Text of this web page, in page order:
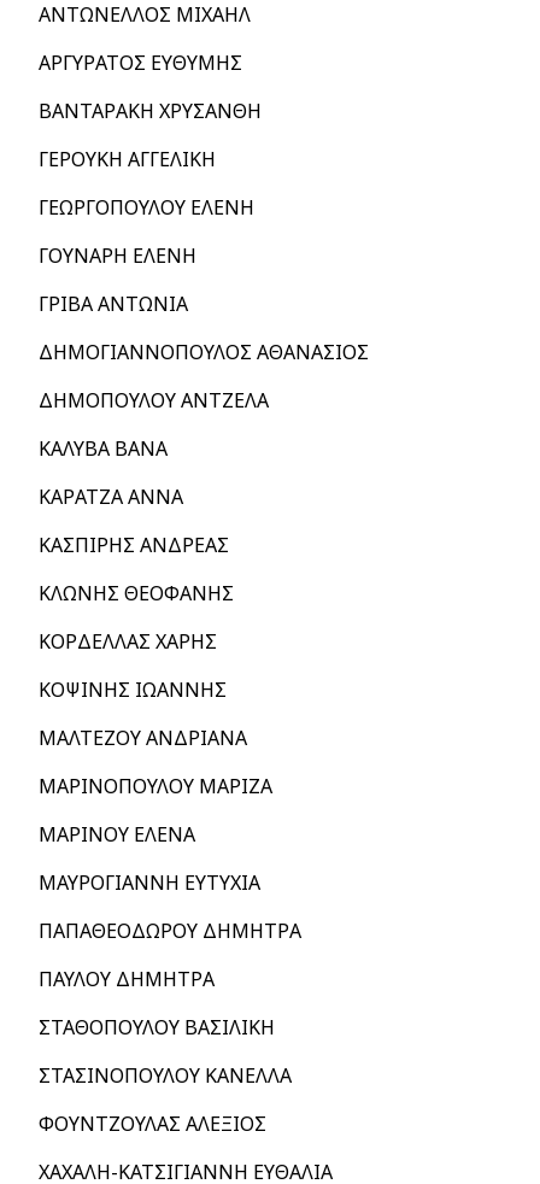
ΑΝΤΩΝΕΛΛΟΣ ΜΙΧΑΗΛ
ΑΡΓΥΡΑΤΟΣ ΕΥΘΥΜΗΣ
ΒΑΝΤΑΡΑΚΗ ΧΡΥΣΑΝΘΗ
ΓΕΡΟΥΚΗ ΑΓΓΕΛΙΚΗ
ΓΕΩΡΓΟΠΟΥΛΟΥ ΕΛΕΝΗ
ΓΟΥΝΑΡΗ ΕΛΕΝΗ
ΓΡΙΒΑ ΑΝΤΩΝΙΑ
ΔΗΜΟΓΙΑΝΝΟΠΟΥΛΟΣ ΑΘΑΝΑΣΙΟΣ
ΔΗΜΟΠΟΥΛΟΥ ΑΝΤΖΕΛΑ
ΚΑΛΥΒΑ ΒΑΝΑ
ΚΑΡΑΤΖΑ ΑΝΝΑ
ΚΑΣΠΙΡΗΣ ΑΝΔΡΕΑΣ
ΚΛΩΝΗΣ ΘΕΟΦΑΝΗΣ
ΚΟΡΔΕΛΛΑΣ ΧΑΡΗΣ
ΚΟΨΙΝΗΣ ΙΩΑΝΝΗΣ
ΜΑΛΤΕΖΟΥ ΑΝΔΡΙΑΝΑ
ΜΑΡΙΝΟΠΟΥΛΟΥ ΜΑΡΙΖΑ
ΜΑΡΙΝΟΥ ΕΛΕΝΑ
ΜΑΥΡΟΓΙΑΝΝΗ ΕΥΤΥΧΙΑ
ΠΑΠΑΘΕΟΔΩΡΟΥ ΔΗΜΗΤΡΑ
ΠΑΥΛΟΥ ΔΗΜΗΤΡΑ
ΣΤΑΘΟΠΟΥΛΟΥ ΒΑΣΙΛΙΚΗ
ΣΤΑΣΙΝΟΠΟΥΛΟΥ ΚΑΝΕΛΛΑ
ΦΟΥΝΤΖΟΥΛΑΣ ΑΛΕΞΙΟΣ
ΧΑΧΑΛΗ-ΚΑΤΣΙΓΙΑΝΝΗ ΕΥΘΑΛΙΑ